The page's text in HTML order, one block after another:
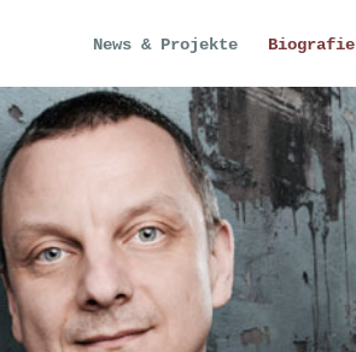
News & Projekte Biografie